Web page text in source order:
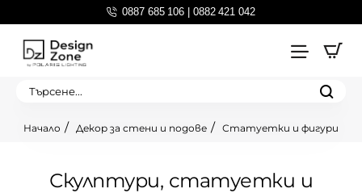
0887 685 106 | 0882 421 042
Търсене...
Скулптури, статуетки и
Декор за стени и подове Статуетки и фигури